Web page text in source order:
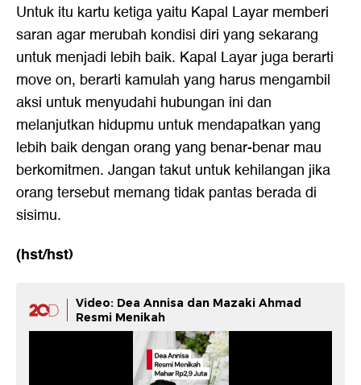
Untuk itu kartu ketiga yaitu Kapal Layar memberi
saran agar merubah kondisi diri yang sekarang
untuk menjadi lebih baik. Kapal Layar juga berarti
move on, berarti kamulah yang harus mengambil
aksi untuk menyudahi hubungan ini dan
melanjutkan hidupmu untuk mendapatkan yang
lebih baik dengan orang yang benar-benar mau
berkomitmen. Jangan takut untuk kehilangan jika
orang tersebut memang tidak pantas berada di
sisimu.
(hst/hst)
Video: Dea Annisa dan Mazaki Ahmad
Resmi Menikah